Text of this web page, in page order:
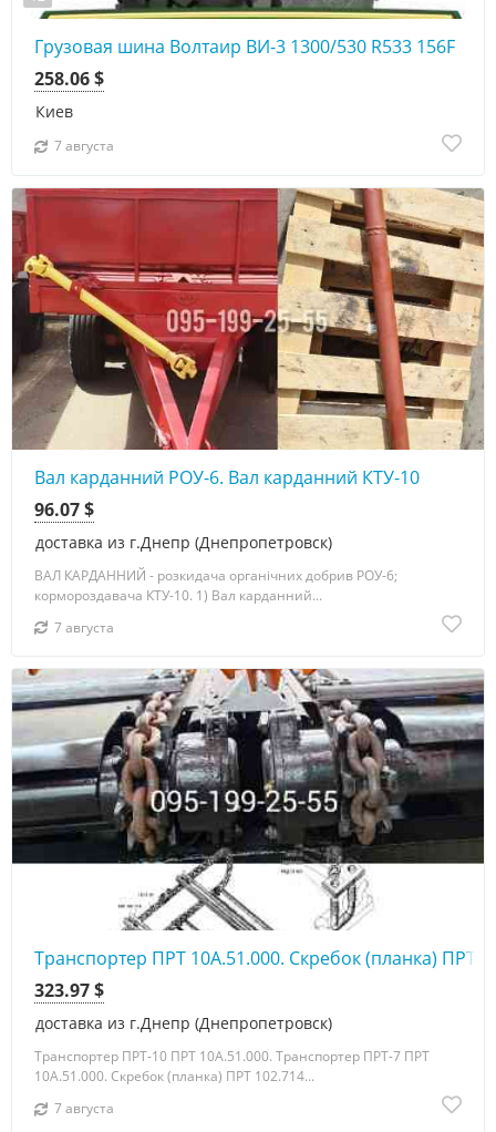
Грузовая шина Волтаир ВИ-3 1300/530 R533 156F
Киев
258.06 $
7 августа
Вал карданний РОУ-6. Вал карданний КТУ-10
доставка из г.Днепр (Днепропетровск)
96.07 $
ВАЛ КАРДАННИЙ - розкидача органічних добрив РОУ-6;
кормороздавача КТУ-10. 1) Вал карданний...
7 августа
Транспортер ПРТ 10А.51.000. Скребок (планка) ПРТ
доставка из г.Днепр (Днепропетровск)
323.97 $
Транспортер ПРТ-10 ПРТ 10А.51.000. Транспортер ПРТ-7 ПРТ
10А.51.000. Скребок (планка) ПРТ 102.714...
7 августа